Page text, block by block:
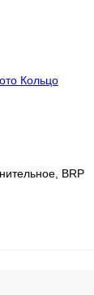
Под заказ
BRP